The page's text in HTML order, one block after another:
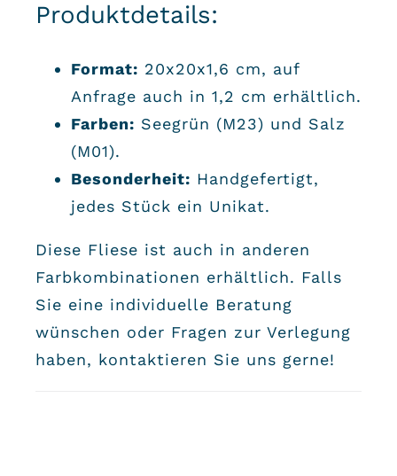
Produktdetails:
Format: 20x20x1,6 cm, auf
Anfrage auch in 1,2 cm erhältlich.
Farben: Seegrün (M23) und Salz
(M01).
Besonderheit: Handgefertigt,
jedes Stück ein Unikat.
Diese Fliese ist auch in anderen
Farbkombinationen erhältlich. Falls
Sie eine individuelle Beratung
wünschen oder Fragen zur Verlegung
haben, kontaktieren Sie uns gerne!